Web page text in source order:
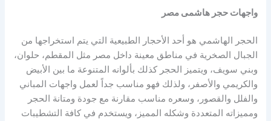
واجهات حجر هاشمى مصر
الحجر الهاشمي هو أحد الأحجار الطبيعية التي يتم استخراجها من
الجبال الصخرية في مناطق معينة داخل مصر مثل المقطم، حلوان،
وبني سويف، ويتميز الحجر كذلك بألوانه المتنوعة ما بين الأبيض
والكريمي والأصفر، ولذلك فهو مناسب جداً لعمل واجهات المباني
والفلل والقصور، وسعره مناسب مقارنة مع جودة ومتانة الحجر
ومميزاته المتعددة وشكله المميز، ويستخدم في كافة التشطيبات